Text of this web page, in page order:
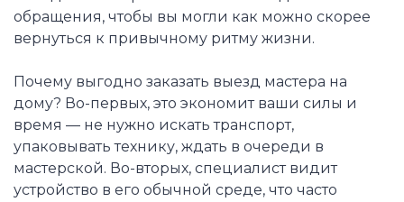
обращения, чтобы вы могли как можно скорее
вернуться к привычному ритму жизни.
Почему выгодно заказать выезд мастера на
дому? Во-первых, это экономит ваши силы и
время — не нужно искать транспорт,
упаковывать технику, ждать в очереди в
мастерской. Во-вторых, специалист видит
устройство в его обычной среде, что часто